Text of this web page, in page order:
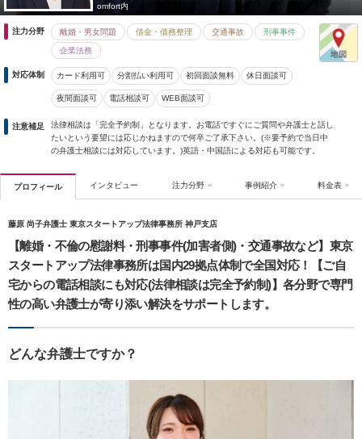
omfort内
注力分野 離婚・男女問題 借金・債務整理 交通事故 刑事事件
企業法務
対応体制 カード利用可 分割払い利用可 初回面談無料 休日面談可
夜間面談可 電話相談可 WEB面談可
注意補足
法律相談は「完全予約制」となります。お電話ですぐにご質問や弁護士と話し
たいという要望には応じかねますので何卒ご了承下さい。(※要予約で当日中
の弁護士相談には対応しています。)英語・中国語による対応も可能です。
プロフィール インタビュー 注力分野 事例紹介 料金表
藤原 尚子弁護士 東京スタートアップ法律事務所 神戸支店
【離婚・不倫の慰謝料・刑事事件(加害者側)・交通事故など】東京
スタートアップ法律事務所は国内29拠点体制で全国対応！【ご自
宅からの電話相談にも対応(法律相談は完全予約制)】各分野で専門
性の高い弁護士が寄り添い解決をサポートします。
どんな弁護士ですか？